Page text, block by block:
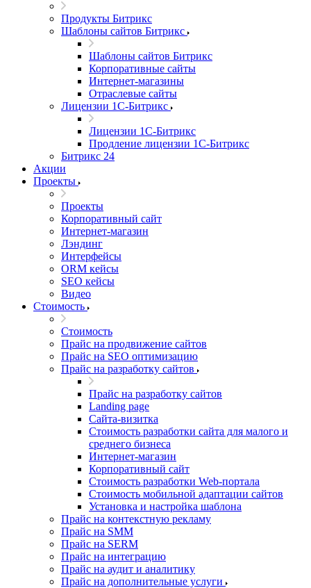
Продукты Битрикс
Шаблоны сайтов Битрикс
Шаблоны сайтов Битрикс
Корпоративные сайты
Интернет-магазины
Отраслевые сайты
Лицензии 1С-Битрикс
Лицензии 1С-Битрикс
Продление лицензии 1С-Битрикс
Битрикс 24
Акции
Проекты
Проекты
Корпоративный сайт
Интернет-магазин
Лэндинг
Интерфейсы
ORM кейсы
SEO кейсы
Видео
Стоимость
Стоимость
Прайс на продвижение сайтов
Прайс на SEO оптимизацию
Прайс на разработку сайтов
Прайс на разработку сайтов
Landing page
Cайта-визитка
Стоимость разработки сайта для малого и
среднего бизнеса
Интернет-магазин
Корпоративный сайт
Стоимость разработки Web-портала
Стоимость мобильной адаптации сайтов
Установка и настройка шаблона
Прайс на контекстную рекламу
Прайс на SMM
Прайс на SERM
Прайс на интеграцию
Прайс на аудит и аналитику
Прайс на дополнительные услуги